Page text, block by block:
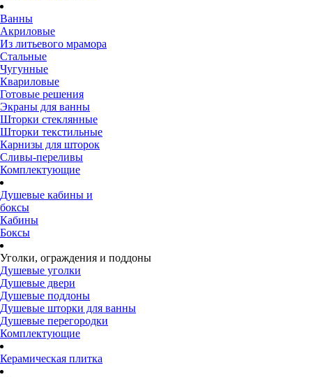
Ванны
Акриловые
Из литьевого мрамора
Стальные
Чугунные
Квариловые
Готовые решения
Экраны для ванны
Шторки стеклянные
Шторки текстильные
Карнизы для шторок
Сливы-переливы
Комплектующие
Душевые кабины и
боксы
Кабины
Боксы
Уголки, ограждения и поддоны
Душевые уголки
Душевые двери
Душевые поддоны
Душевые шторки для ванны
Душевые перегородки
Комплектующие
Керамическая плитка